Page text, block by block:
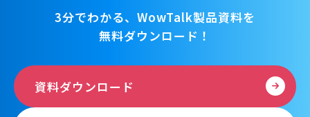
3分でわかる、WowTalk製品資料を
無料ダウンロード！
資料ダウンロード